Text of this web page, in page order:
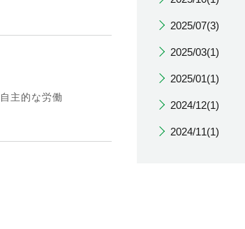
主的な労働
2025/07(3)
2025/03(1)
2025/01(1)
2024/12(1)
2024/11(1)